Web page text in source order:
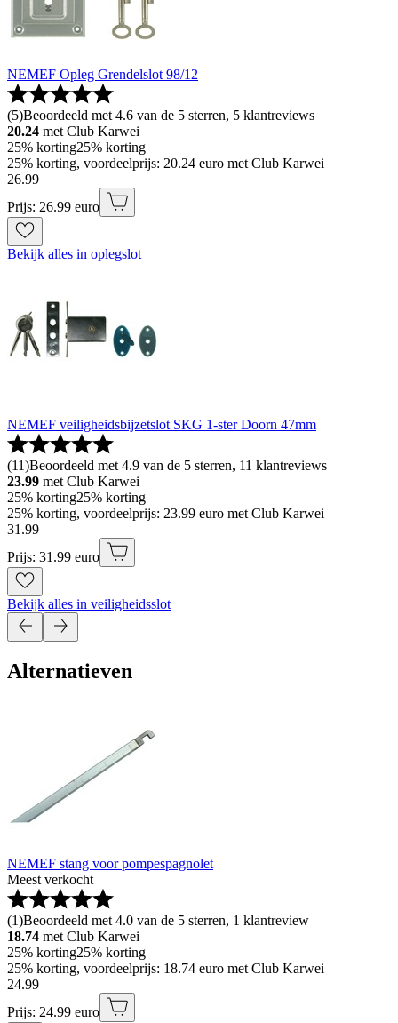
NEMEF Opleg Grendelslot 98/12
(5)Beoordeeld met 4.6 van de 5 sterren, 5 klantreviews
20.24 met Club Karwei
25% korting25% korting
25% korting, voordeelprijs: 20.24 euro met Club Karwei
26.99
Prijs: 26.99 euro
Bekijk alles in oplegslot
NEMEF veiligheidsbijzetslot SKG 1-ster Doorn 47mm
(11)Beoordeeld met 4.9 van de 5 sterren, 11 klantreviews
23.99 met Club Karwei
25% korting25% korting
25% korting, voordeelprijs: 23.99 euro met Club Karwei
31 .99
Prijs: 31.99 euro
Bekijk alles in veiligheidsslot
Alternatieven
NEMEF stang voor pompespagnolet
Meest verkocht
(1)Beoordeeld met 4.0 van de 5 sterren, 1 klantreview
18.74 met Club Karwei
25% korting25% korting
25% korting, voordeelprijs: 18.74 euro met Club Karwei
24.99
Prijs: 24.99 euro